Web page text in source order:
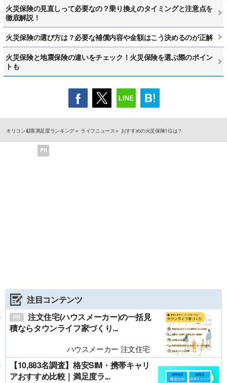
火災保険の見直しって必要なの？乗り換えのタイミングと注意点を
徹底解説！
火災保険の選び方は？必要な補償内容や金額はこう決めるのが正解
火災保険と地震保険の違いをチェック！火災保険を選ぶ際のポイン
トも
オリコン顧客満足度ランキング ライフニュース おすすめの火災保険1位は？
PR
注目コンテンツ
注文住宅(ハウスメーカー)の一括見
積ならタウンライフ家づくり...
ハウスメーカー 注文住宅
【10,883名調査】格安SIM・携帯キャリ
アおすすめ比較｜満足度ラ...